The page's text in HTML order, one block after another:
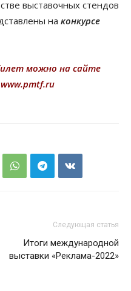
выставочных стендов
на конкурсе
можно на сайте
www.pmtf.ru
Следующая статья
Итоги международной
выставки «Реклама-2022»